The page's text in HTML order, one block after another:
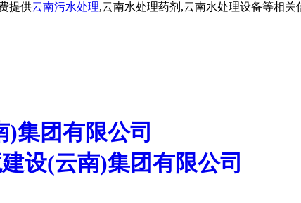
提供云南污水处理,云南水处理药剂,云南水处理设备等相关
集团有限公司
设(云南)集团有限公司